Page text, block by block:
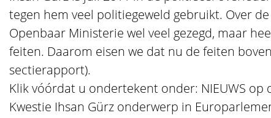
tegen hem veel politiegeweld gebruikt. Over
Openbaar Ministerie wel veel gezegd, maar
feiten. Daarom eisen we dat nu de feiten
sectierapport).
Klik vóórdat u ondertekent onder: NIEUWS op
Kwestie Ihsan Gürz onderwerp in